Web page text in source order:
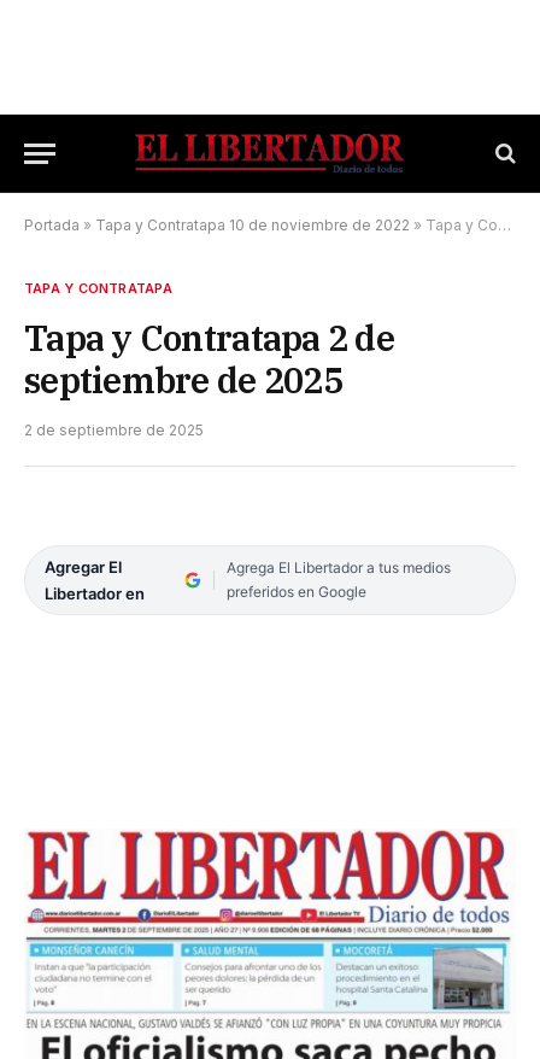
Portada » Tapa y Contratapa 10 de noviembre de 2022 » Tapa y Contratapa 2 de septiembre de 2025
TAPA Y CONTRATAPA
Tapa y Contratapa 2 de
septiembre de 2025
2 de septiembre de 2025
Agregar El
Libertador en
Agrega El Libertador a tus medios
preferidos en Google